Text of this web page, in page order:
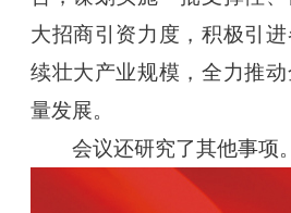
大招商引资力度，积极引
续壮大产业规模，全力推
量发展。
会议还研究了其他事项。